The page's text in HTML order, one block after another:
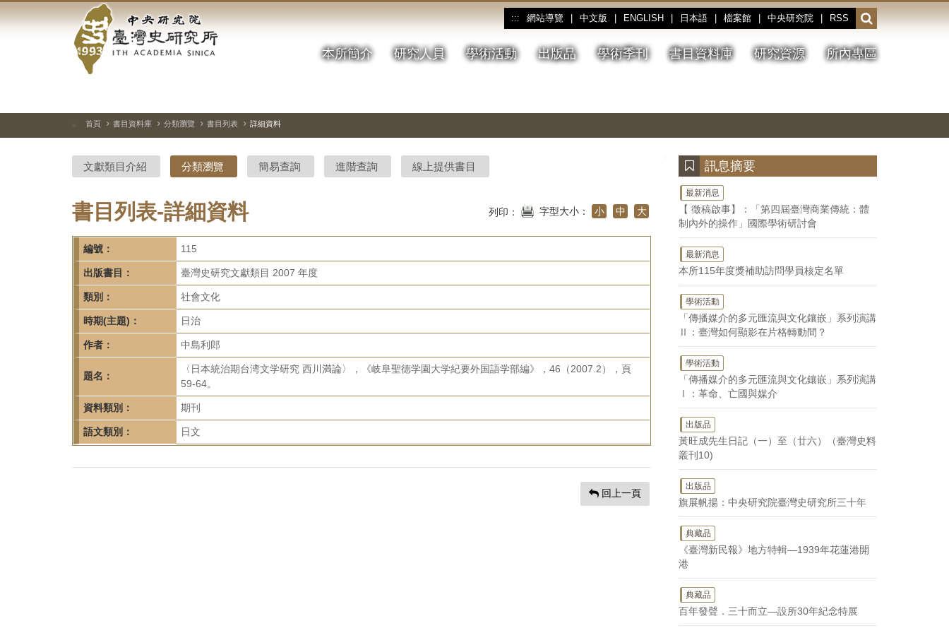
到
中
央
研
院-
臺
灣
史
研
究
所-
首
頁
::: 網站導覽 中文版 ENGLISH 日本語 檔案館 中央研究院 RSS
開
啟
或
收
本所簡介 研究人員 學術活動 出版品 學術季刊 書目資料庫 研究資源 所內專區
停、
圖
圖
結
::: 首頁 書目資料庫 分類瀏覽 書目列表 詳細資料
文獻類目介紹 分類瀏覽 簡易查詢 進階查詢 線上提供書目
書目列表-詳細資料 列印： 字型大小： 小 中 大
編號： 115
出版書目： 臺灣史研究文獻類目 2007 年度
類別： 社會文化
時期(主題)： 日治
作者： 中島利郎
題名：
〈日本統治期台湾文学研究 西川満論〉，《岐阜聖徳学園大学紀要外国語学部編》，46（2007.2），頁
59-64。
資料類別： 期刊
語文類別： 日文
回上一頁
訊息摘要
最新消息
【 徵稿啟事】：「第四屆臺灣商業傳統：體
制內外的操作」國際學術研討會
最新消息
本所115年度獎補助訪問學員核定名單
學術活動
「傳播媒介的多元匯流與文化鑲嵌」系列演講
Ⅱ：臺灣如何顯影在片格轉動間？
學術活動
「傳播媒介的多元匯流與文化鑲嵌」系列演講
Ⅰ：革命、亡國與媒介
出版品
黃旺成先生日記（一）至（廿六）（臺灣史料
叢刊10)
出版品
旗展帆揚：中央研究院臺灣史研究所三十年
典藏品
《臺灣新民報》地方特輯—1939年花蓮港開
港
典藏品
百年發聲．三十而立—設所30年紀念特展